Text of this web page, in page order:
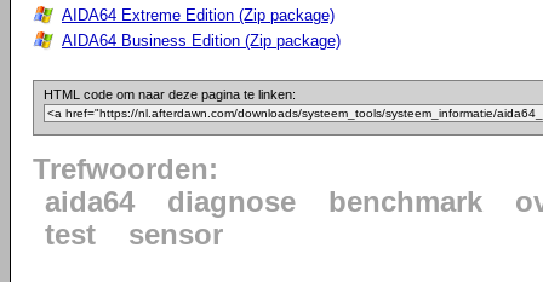
AIDA64 Extreme Edition (Zip package)
AIDA64 Business Edition (Zip package)
HTML code om naar deze pagina te linken:
Trefwoorden:
aida64
diagnose benchmark
test
sensor